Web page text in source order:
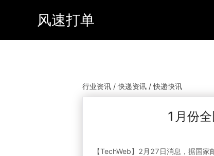
风速打单
行业资讯 / 快递资讯 / 快递快讯
1月份
【TechWeb】2月27日消息，据国